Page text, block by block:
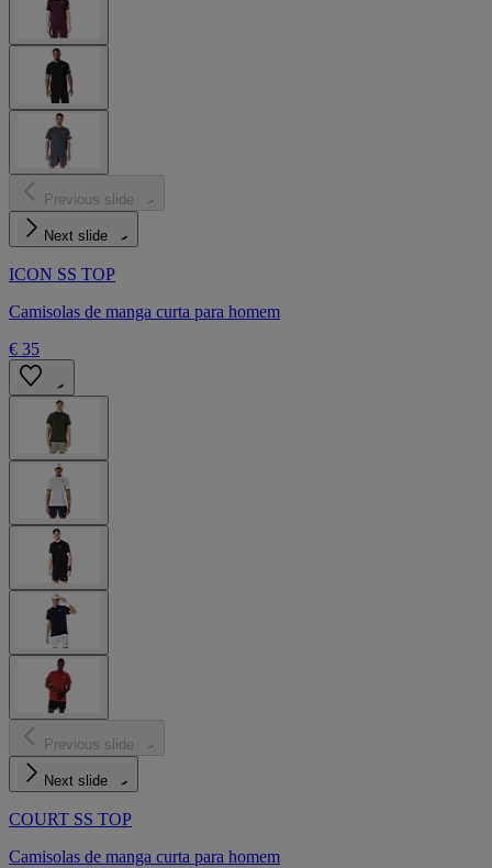
Previous slide
Next slide
ICON SS TOP
Camisolas de manga curta para homem
€ 35
Previous slide
Next slide
COURT SS TOP
Camisolas de manga curta para homem